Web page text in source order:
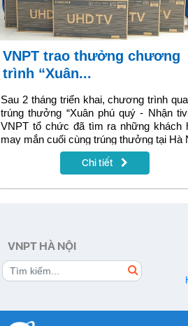
VNPT trao thưởng chương
trình “Xuân...
Sau 2 tháng triển khai, chương trình
trúng thưởng “Xuân phú quý - Nhận
VNPT tổ chức đã tìm ra những khách
may mắn cuối cùng trúng thưởng tại Hà
Chi tiết
VNPT HÀ NỘI